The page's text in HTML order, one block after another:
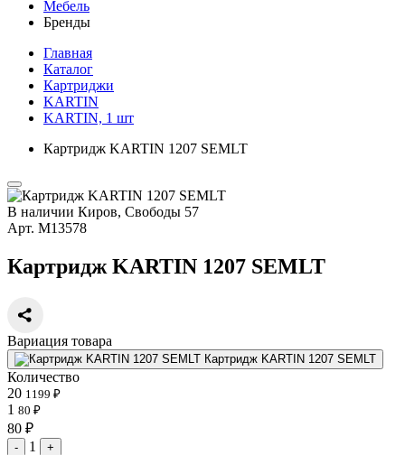
Мебель
Бренды
Главная
Каталог
Картриджи
KARTIN
KARTIN, 1 шт
Картридж KARTIN 1207 SEMLT
В наличии Киров, Свободы 57
Арт. М13578
Картридж KARTIN 1207 SEMLT
Вариация товара
Картридж KARTIN 1207 SEMLT
Количество
20 1199 ₽
1 80 ₽
80 ₽
- 1
+